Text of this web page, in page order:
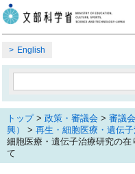
English
トップ> 政策・審議会 > 審議
興）
> 再生・細胞医療・遺伝
細胞医療・遺伝子治療研究の
て